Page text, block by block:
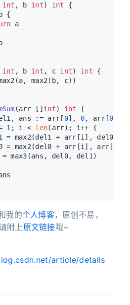
int , b int) int
{
{
a
int , b int , c int) int {
max2(b, c))
(arr [] int) int
{
ans := arr[
0], 0, arr[0
1 ; i < len(arr); i++ {
= max2(del1 + arr[i], del0)
= max2(del0 + arr[i], arr[i])
max3(ans, del0, del1)
我的个人博客，原创不易，
附上 原文链接哦~
article/details